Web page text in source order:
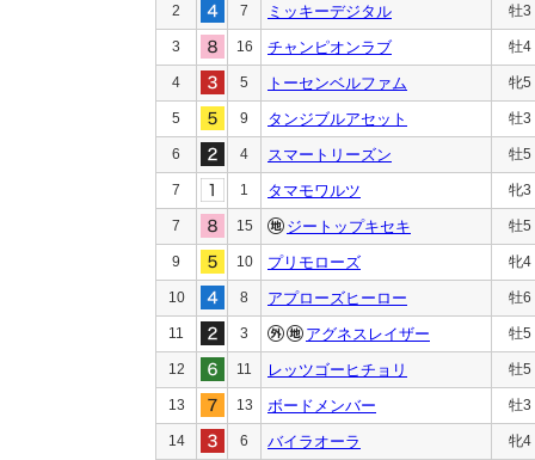
2 7 ミッキーデジタル 牡3
3 16 チャンピオンラブ 牡4
4 5 トーセンベルファム 牝5
5 9 タンジブルアセット 牡3
6 4 スマートリーズン 牡5
7 1 タマモワルツ 牝3
7 15 ジートップキセキ 牡5
9 10 プリモローズ 牝4
10 8 アプローズヒーロー 牡6
11 3 アグネスレイザー 牡5
12 11 レッツゴーヒチョリ 牡5
13 13 ボードメンバー 牡3
14 6 バイラオーラ 牝4